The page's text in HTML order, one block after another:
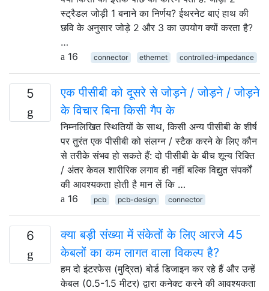
स्ट्रैडल जोड़ी 1 बनाने का निर्णय? ईथरनेट बाएं हाथ की
छवि के अनुसार जोड़े 2 और 3 का उपयोग क्यों करता है?
…
16
connector ethernet controlled-impedance
5
एक पीसीबी को दूसरे से जोड़ने / जोड़ने / जोड़ने
के विचार बिना किसी गैप के
निम्नलिखित स्थितियों के साथ, किसी अन्य पीसीबी के शीर्ष
पर तुरंत एक पीसीबी को संलग्न / स्टैक करने के लिए कौन
से तरीके संभव हो सकते हैं: दो पीसीबी के बीच शून्य रिक्ति
/ अंतर केवल शारीरिक लगाव ही नहीं बल्कि विद्युत संपर्कों
की आवश्यकता होती है मान लें कि …
16
pcb pcb-design connector
6
क्या बड़ी संख्या में संकेतों के लिए आरजे 45
केबलों का कम लागत वाला विकल्प है?
हम दो इंटरफेस (मुद्रित) बोर्ड डिजाइन कर रहे हैं और उन्हें
केबल (0.5-1.5 मीटर) द्वारा कनेक्ट करने की आवश्यकता